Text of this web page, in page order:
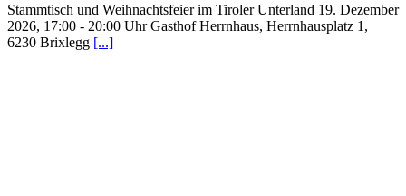
Stammtisch und Weihnachtsfeier im Tiroler Unterland 19. Dezember
2026, 17:00 - 20:00 Uhr Gasthof Herrnhaus, Herrnhausplatz 1,
6230 Brixlegg [...]